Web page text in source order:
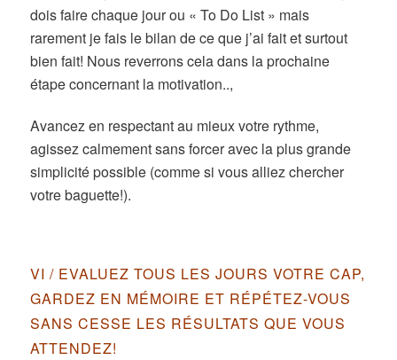
dois faire chaque jour ou « To Do List » mais
rarement je fais le bilan de ce que j’ai fait et surtout
bien fait! Nous reverrons cela dans la prochaine
étape concernant la motivation..,
Avancez en respectant au mieux votre rythme,
agissez calmement sans forcer avec la plus grande
simplicité possible (comme si vous alliez chercher
votre baguette!).
VI / EVALUEZ TOUS LES JOURS VOTRE CAP,
GARDEZ EN MÉMOIRE ET RÉPÉTEZ-VOUS
SANS CESSE LES RÉSULTATS QUE VOUS
ATTENDEZ!